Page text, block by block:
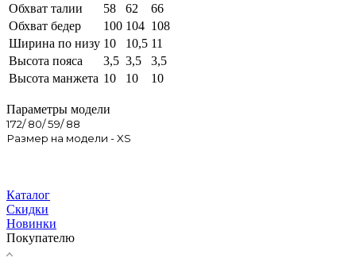
Обхват талии
58 62
66
Обхват бедер
100 104 108
Ширина по низу 10 10,5 11
Высота пояса
3,5 3,5
3,5
Высота манжета 10 10 10
Параметры модели
172/ 80/ 59/ 88
Размер на модели - XS
Каталог
Скидки
Новинки
Покупателю